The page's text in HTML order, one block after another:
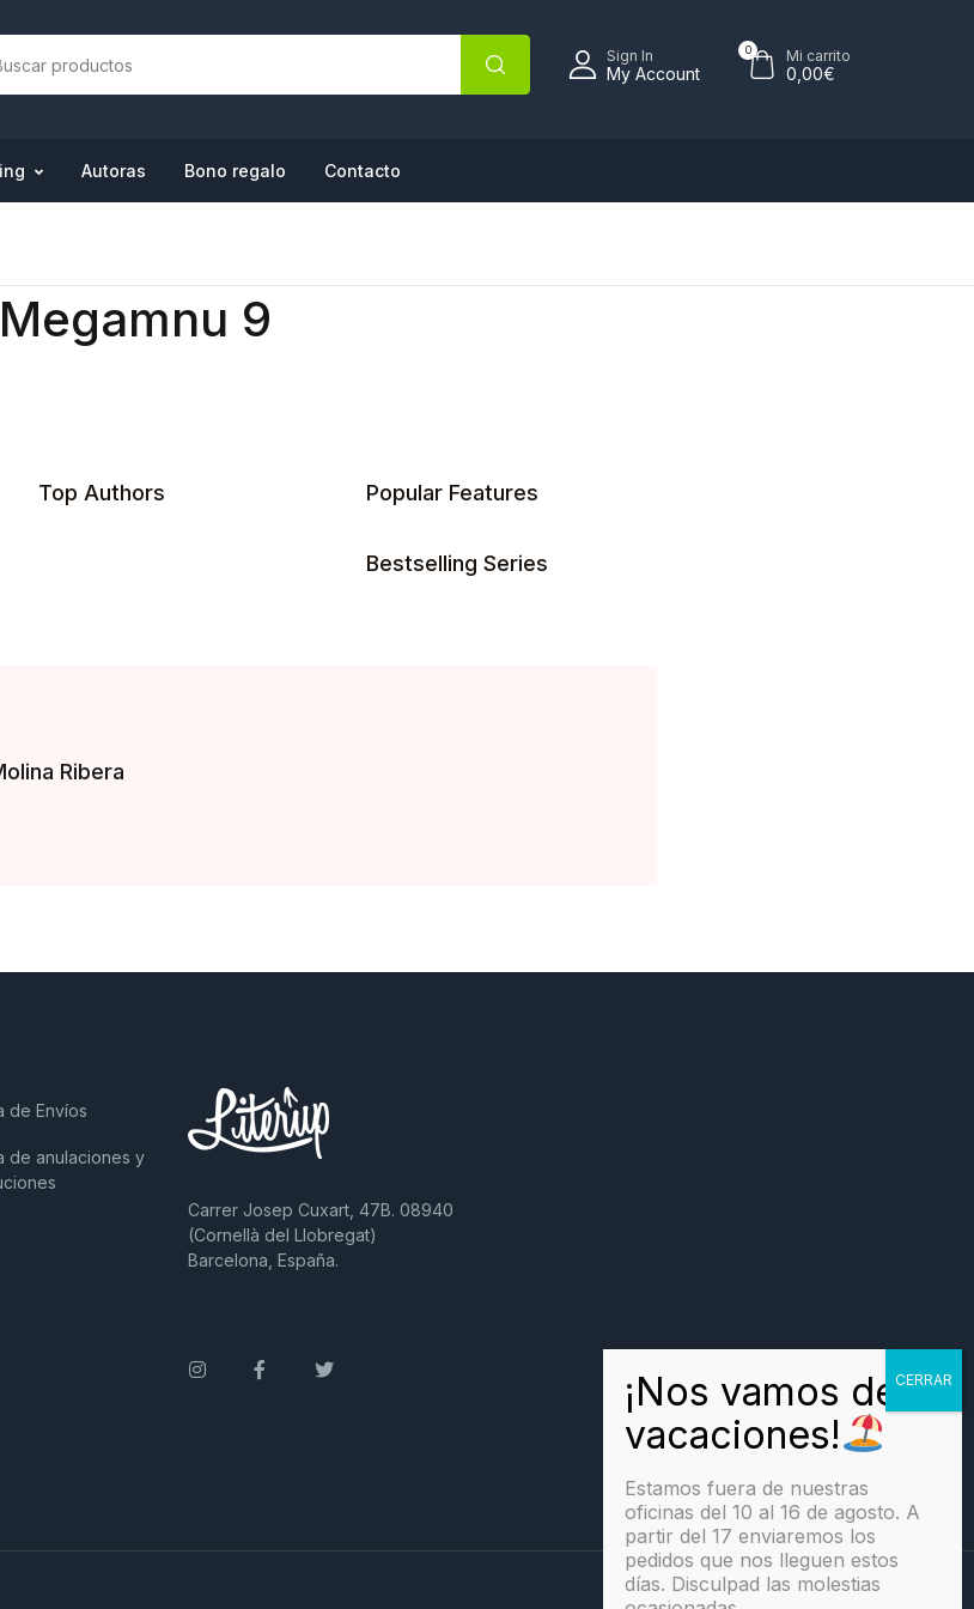
Sign In
My Account
0 Mi carrito
0,00€
Autoras Bono regalo Contacto
9
Top Authors Popular Features
Bestselling Series
Ribera
de Envíos
de anulaciones y
Carrer Josep Cuxart, 47B. 08940
(Cornellà del Llobregat)
Barcelona, España.
InstagramFacebookTwitter
Estamos fuera de nuestras
oficinas del 10 al 16 de agosto. A
partir del 17 enviaremos los
pedidos que nos lleguen estos
días. Disculpad las molestias